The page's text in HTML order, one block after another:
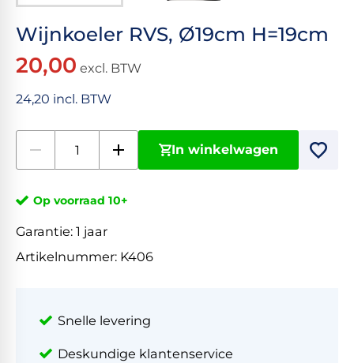
Wijnkoeler RVS, Ø19cm H=19cm
20,00 excl. BTW
24,20 incl. BTW
In winkelwagen
Op voorraad 10+
Garantie: 1 jaar
Artikelnummer: K406
Snelle levering
Deskundige klantenservice